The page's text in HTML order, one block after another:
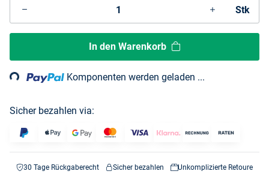
Stk
In den Warenkorb
Komponenten werden geladen ...
Sicher bezahlen via:
30 Tage Rückgaberecht Sicher bezahlen Unkomplizierte Retoure